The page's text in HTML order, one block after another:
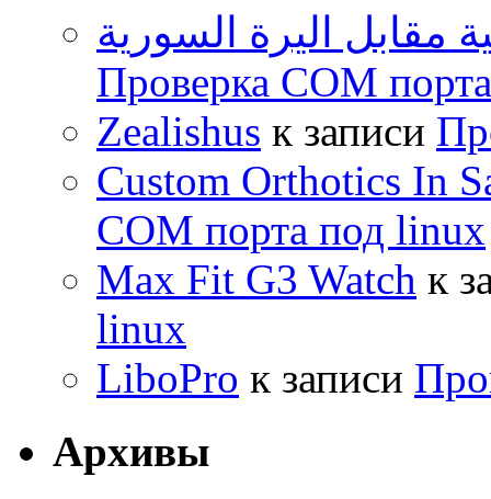
مقابل اليرة السورية
Проверка COM
Zealishus к записи
Custom Orthotics In
COM порта под linux
Max Fit G3 Watch к
linux
LiboPro к записи
Архивы